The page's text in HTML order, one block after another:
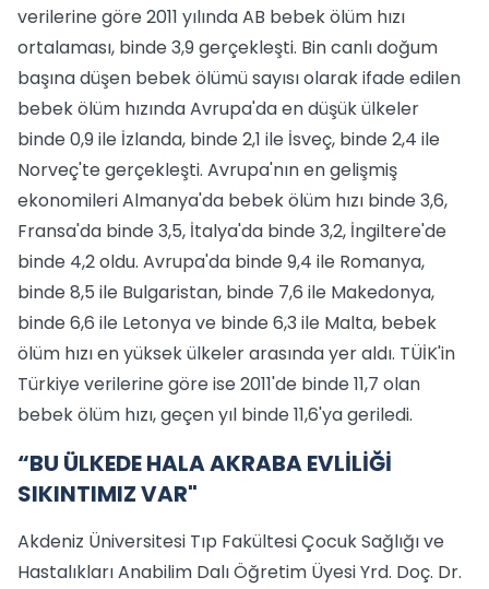
verilerine göre 2011 yılında AB bebek ölüm hızı
ortalaması, binde 3,9 gerçekleşti. Bin canlı doğum
başına düşen bebek ölümü sayısı olarak ifade edilen
bebek ölüm hızında Avrupa'da en düşük ülkeler
binde 0,9 ile İzlanda, binde 2,1 ile İsveç, binde 2,4 ile
Norveç'te gerçekleşti. Avrupa'nın en gelişmiş
ekonomileri Almanya'da bebek ölüm hızı binde 3,6,
Fransa'da binde 3,5, İtalya'da binde 3,2, İngiltere'de
binde 4,2 oldu. Avrupa'da binde 9,4 ile Romanya,
binde 8,5 ile Bulgaristan, binde 7,6 ile Makedonya,
binde 6,6 ile Letonya ve binde 6,3 ile Malta, bebek
ölüm hızı en yüksek ülkeler arasında yer aldı. TÜİK'in
Türkiye verilerine göre ise 2011'de binde 11,7 olan
bebek ölüm hızı, geçen yıl binde 11,6'ya geriledi.
“BU ÜLKEDE HALA AKRABA EVLİLİĞİ
SIKINTIMIZ VAR"
Akdeniz Üniversitesi Tıp Fakültesi Çocuk Sağlığı ve
Hastalıkları Anabilim Dalı Öğretim Üyesi Yrd. Doç. Dr.